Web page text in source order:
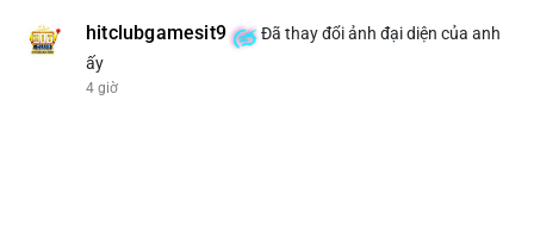
hitclubgamesit9
Đã thay đổi ảnh đại diện của anh
ấy
4 giờ